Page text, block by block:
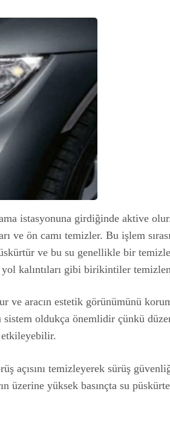
istasyonuna girdiğinde aktive
ve ön camı temizler. Bu işlem
ve bu su genellikle bir
kalıntıları gibi birikintiler
ve aracın estetik görünümünü
oldukça önemlidir çünkü
açısını temizleyerek sürüş
üzerine yüksek basınçta su